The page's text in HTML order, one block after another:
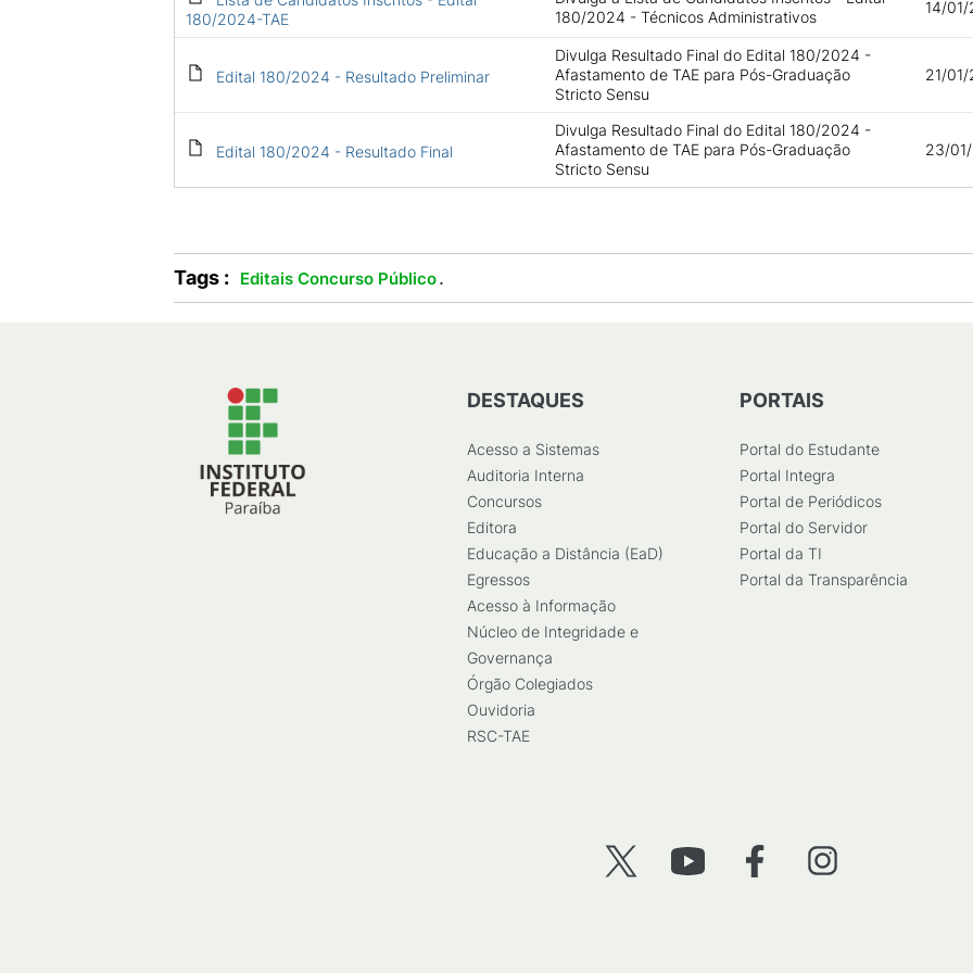
180/2024-TAE
180/2024 - Técnicos Administrativos
14/
Edital 180/2024 - Resultado Preliminar
Divulga Resultado Final do Edital 180/2024 -
Afastamento de TAE para Pós-Graduação
Stricto Sensu
21/01/
Edital 180/2024 - Resultado Final
Divulga Resultado Final do Edital 180/2024 -
Afastamento de TAE para Pós-Graduação
Stricto Sensu
23/
Tags : Editais Concurso Público.
DESTAQUES
Acesso a Sistemas
Auditoria Interna
Concursos
Editora
Educação a Distância (EaD)
Egressos
Acesso à Informação
Núcleo de Integridade e
Governança
Órgão Colegiados
Ouvidoria
RSC-TAE
PORTAIS
Portal do Estudante
Portal Integra
Portal de Periódicos
Portal do Servidor
Portal da TI
Portal da Transparência